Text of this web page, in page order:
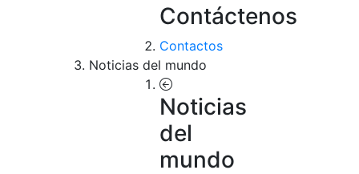
Contáctenos
Contactos
Noticias del mundo
Noticias
del
mundo